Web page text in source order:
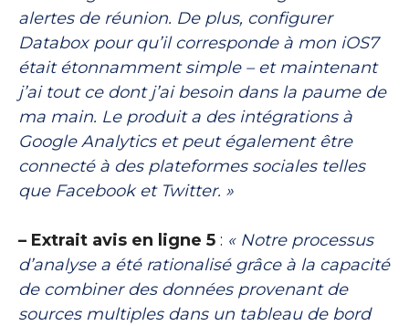
alertes de réunion. De plus, configurer
Databox pour qu’il corresponde à mon iOS7
était étonnamment simple – et maintenant
j’ai tout ce dont j’ai besoin dans la paume de
ma main. Le produit a des intégrations à
Google Analytics et peut également être
connecté à des plateformes sociales telles
que Facebook et Twitter. »
– Extrait avis en ligne 5 : « Notre processus
d’analyse a été rationalisé grâce à la capacité
de combiner des données provenant de
sources multiples dans un tableau de bord